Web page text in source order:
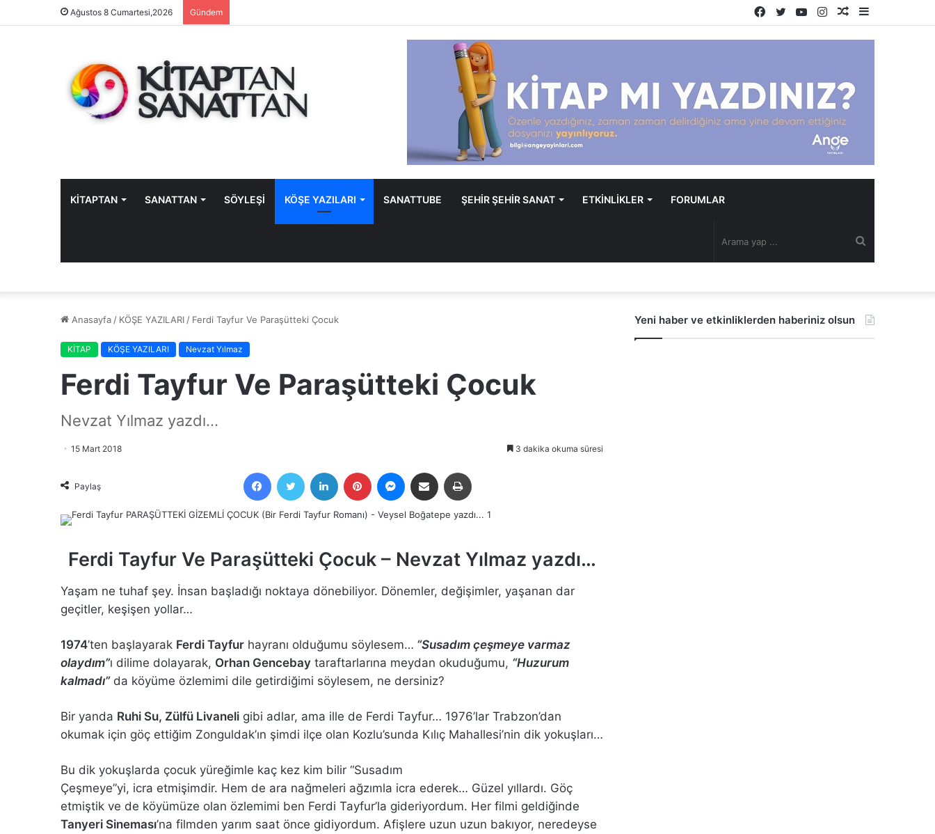
Ağustos 8 Cumartesi,2026 Gündem
Kenar
Rastgele
Instagram
YouTube
Twitter
Facebook
KİTAPTAN SANATTAN SÖYLEŞİ KÖŞE YAZILARI SANATTUBE ŞEHİR ŞEHİR SANAT ETKİNLİKLER FORUMLAR
...
Anasayfa / KÖŞE YAZILARI / Ferdi Tayfur Ve Paraşütteki Çocuk
KİTAP KÖŞE YAZILARI Nevzat Yılmaz
Ferdi Tayfur Ve Paraşütteki Çocuk
Nevzat Yılmaz yazdı...
15 Mart 2018 3 dakika okuma süresi
Paylaş
FacebookTwitter LinkedIn Pinterest MessengerE-Posta ile paylaş
Ferdi Tayfur Ve Paraşütteki Çocuk – Nevzat Yılmaz yazdı…
Yaşam ne tuhaf şey. İnsan başladığı noktaya dönebiliyor. Dönemler, değişimler, yaşanan dar
geçitler, keşişen yollar…
1974’ten başlayarak Ferdi Tayfur hayranı olduğumu söylesem… “Susadım çeşmeye varmaz
olaydım”ı dilime dolayarak, Orhan Gencebay taraftarlarına meydan okuduğumu, “Huzurum
kalmadı”da köyüme özlemimi dile getirdiğimi söylesem, ne dersiniz?
Bir yanda Ruhi Su, Zülfü Livaneli gibi adlar, ama ille de Ferdi Tayfur… 1976’lar Trabzon’dan
okumak için göç ettiğim Zonguldak’ın şimdi ilçe olan Kozlu’sunda Kılıç Mahallesi’nin dik yokuşları…
Bu dik yokuşlarda çocuk yüreğimle kaç kez kim bilir “Susadım
Çeşmeye”yi, icra etmişimdir. Hem de ara nağmeleri ağzımla icra ederek… Güzel yıllardı. Göç
etmiştik ve de köyümüze olan özlemimi ben Ferdi Tayfur’la gideriyordum. Her filmi geldiğinde
Tanyeri Sineması’na filmden yarım saat önce gidiyordum. Afişlere uzun uzun bakıyor, neredeyse
Yeni haber ve etkinliklerden haberiniz olsun